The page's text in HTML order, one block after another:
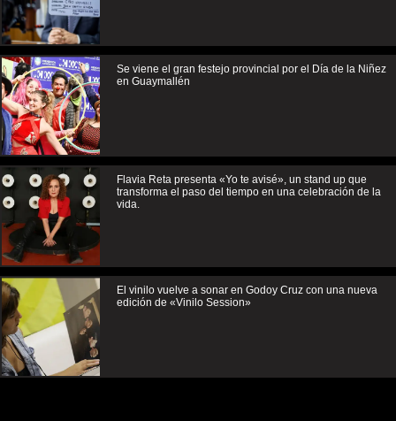
Se viene el gran festejo provincial por el Día de la Niñez
en Guaymallén
Flavia Reta presenta «Yo te avisé», un stand up que
transforma el paso del tiempo en una celebración de la
vida.
El vinilo vuelve a sonar en Godoy Cruz con una nueva
edición de «Vinilo Session»